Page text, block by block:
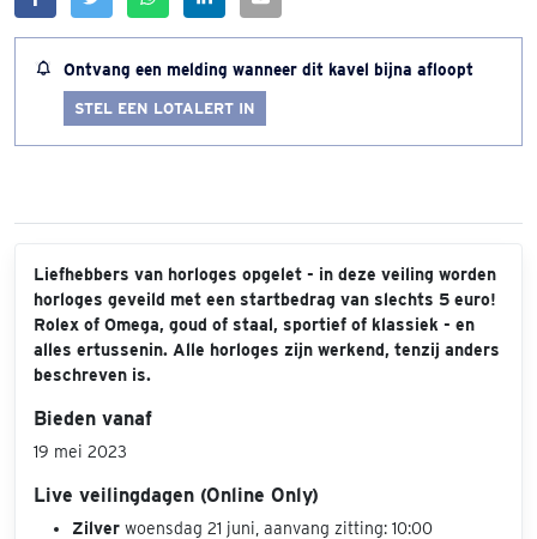
Ontvang een melding wanneer dit kavel bijna afloopt
STEL EEN LOTALERT IN
Liefhebbers van horloges opgelet - in deze veiling worden
horloges geveild met een startbedrag van slechts 5 euro!
Rolex of Omega, goud of staal, sportief of klassiek - en
alles ertussenin. Alle horloges zijn werkend, tenzij anders
beschreven is.
Bieden vanaf
19 mei 2023
Live veilingdagen (Online Only)
Zilver woensdag 21 juni, aanvang zitting: 10:00